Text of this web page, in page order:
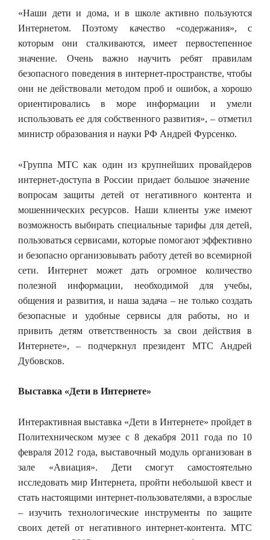
«Наши дети и дома, и в школе активно пользуются
Интернетом. Поэтому качество «содержания», с
которым они сталкиваются, имеет первостепенное
значение. Очень важно научить ребят правилам
безопасного поведения в интернет-пространстве, чтобы
они не действовали методом проб и ошибок, а хорошо
ориентировались в море информации и умели
использовать ее для собственного развития», – отметил
министр образования и науки РФ Андрей Фурсенко.
«Группа МТС как один из крупнейших провайдеров
интернет-доступа в России придает большое значение
вопросам защиты детей от негативного контента и
мошеннических ресурсов. Наши клиенты уже имеют
возможность выбирать специальные тарифы для детей,
пользоваться сервисами, которые помогают эффективно
и безопасно организовывать работу детей во всемирной
сети. Интернет может дать огромное количество
полезной информации, необходимой для учебы,
общения и развития, и наша задача – не только создать
безопасные и удобные сервисы для работы, но и
привить детям ответственность за свои действия в
Интернете», – подчеркнул президент МТС Андрей
Дубовсков.
Выставка «Дети в Интернете»
Интерактивная выставка «Дети в Интернете» пройдет в
Политехническом музее с 8 декабря 2011 года по 10
февраля 2012 года, выставочный модуль организован в
зале «Авиация». Дети смогут самостоятельно
исследовать мир Интернета, пройти небольшой квест и
стать настоящими интернет-пользователями, а взрослые
– изучить технологические инструменты по защите
своих детей от негативного интернет-контента. МТС